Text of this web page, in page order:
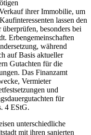
ihrer Immobilie, um
lassen den
besonders bei
Erbengemeinschaften
während
auf Basis aktueller
Gutachten für die
Das Finanzamt
Vermieter
und
für
4 EStG.
unterschiedliche
mit ihren sanierten